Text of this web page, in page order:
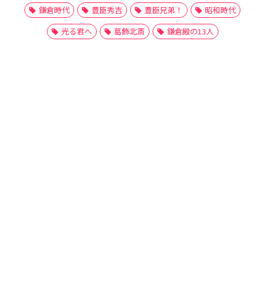
鎌倉時代
豊臣秀吉 豊臣兄弟！
昭和時代
光る君へ
葛飾北斎 鎌倉殿の13人